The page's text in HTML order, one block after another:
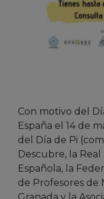
Con motivo del
España el 14 de
del Día de Pi
Descubre, la
Española, la
de Profesores de